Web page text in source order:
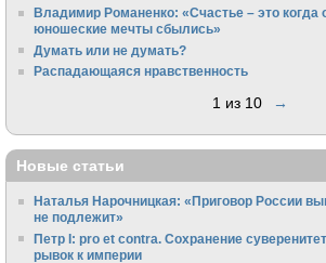
Владимир Романенко: «Счастье – это когда
юношеские мечты сбылись»
Думать или не думать?
Распадающаяся нравственность
1 из 10 →
Новые статьи
Наталья Нарочницкая: «Приговор России
не подлежит»
Петр I: pro et contra. Сохранение
рывок к империи